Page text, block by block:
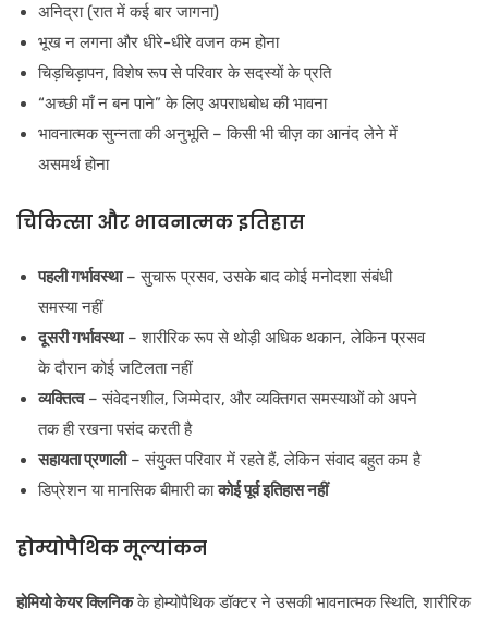
अनिद्रा (रात में कई बार जागना)
भूख न लगना और धीरे-धीरे वजन कम होना
चिड़चिड़ापन, विशेष रूप से परिवार के सदस्यों के प्रति
“अच्छी माँ न बन पाने” के लिए अपराधबोध की भावना
भावनात्मक सुन्नता की अनुभूति – किसी भी चीज़ का आनंद लेने में
असमर्थ होना
चिकित्सा और भावनात्मक इतिहास
पहली गर्भावस्था– सुचारू प्रसव, उसके बाद कोई मनोदशा संबंधी
समस्या नहीं
दूसरी गर्भावस्था– शारीरिक रूप से थोड़ी अधिक थकान, लेकिन प्रसव
के दौरान कोई जटिलता नहीं
व्यक्तित्व– संवेदनशील, जिम्मेदार, और व्यक्तिगत समस्याओं को अपने
तक ही रखना पसंद करती है
सहायता प्रणाली– संयुक्त परिवार में रहते हैं, लेकिन संवाद बहुत कम है
डिप्रेशन या मानसिक बीमारी काकोई पूर्व इतिहास नहीं
होम्योपैथिक मूल्यांकन
होमियो केयर क्लिनिकके होम्योपैथिक डॉक्टर ने उसकी भावनात्मक स्थिति, शारीरिक